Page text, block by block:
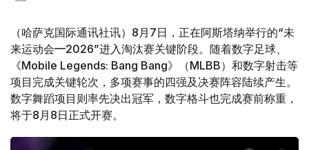
（哈萨克国际通讯社讯）8月7日，正在阿斯塔纳举行的“未
来运动会—2026”进入淘汰赛关键阶段。随着数字足球、
《Mobile Legends: Bang Bang》（MLBB）和数字射击等
项目完成关键轮次，多项赛事的四强及决赛阵容陆续产生。
数字舞蹈项目则率先决出冠军，数字格斗也完成赛前称重，
将于8月8日正式开赛。